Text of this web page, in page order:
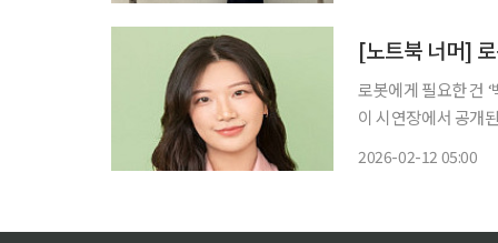
[노트북 너머] 로
로봇에게 필요한 건
이 시연장에서 공개
2026-02-12 05:00